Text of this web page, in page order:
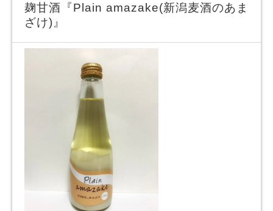
麹甘酒『Plain amazake(新潟麦酒のあま
ざけ)』